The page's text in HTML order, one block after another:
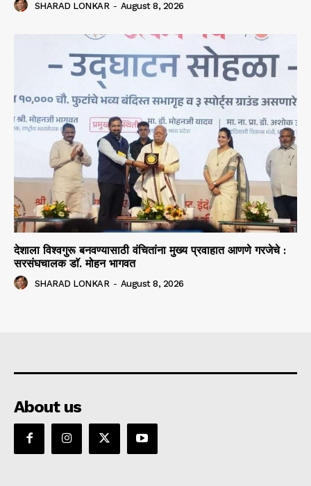
SHARAD LONKAR - August 8, 2026
देशाला विश्वगुरू बनवण्यासाठी वंचितांना मुख्य प्रवाहात आणणे गरजेचे :
सरसंघचालक डाॅ. मोहन भागवत
SHARAD LONKAR - August 8, 2026
About us